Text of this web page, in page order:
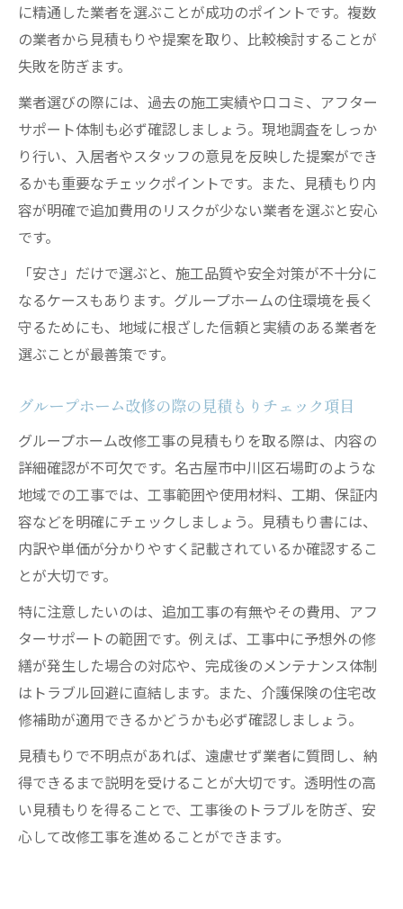
に精通した業者を選ぶことが成功のポイントです。複数
の業者から見積もりや提案を取り、比較検討することが
失敗を防ぎます。
業者選びの際には、過去の施工実績や口コミ、アフター
サポート体制も必ず確認しましょう。現地調査をしっか
り行い、入居者やスタッフの意見を反映した提案ができ
るかも重要なチェックポイントです。また、見積もり内
容が明確で追加費用のリスクが少ない業者を選ぶと安心
です。
「安さ」だけで選ぶと、施工品質や安全対策が不十分に
なるケースもあります。グループホームの住環境を長く
守るためにも、地域に根ざした信頼と実績のある業者を
選ぶことが最善策です。
グループホーム改修の際の見積もりチェック項目
グループホーム改修工事の見積もりを取る際は、内容の
詳細確認が不可欠です。名古屋市中川区石場町のような
地域での工事では、工事範囲や使用材料、工期、保証内
容などを明確にチェックしましょう。見積もり書には、
内訳や単価が分かりやすく記載されているか確認するこ
とが大切です。
特に注意したいのは、追加工事の有無やその費用、アフ
ターサポートの範囲です。例えば、工事中に予想外の修
繕が発生した場合の対応や、完成後のメンテナンス体制
はトラブル回避に直結します。また、介護保険の住宅改
修補助が適用できるかどうかも必ず確認しましょう。
見積もりで不明点があれば、遠慮せず業者に質問し、納
得できるまで説明を受けることが大切です。透明性の高
い見積もりを得ることで、工事後のトラブルを防ぎ、安
心して改修工事を進めることができます。